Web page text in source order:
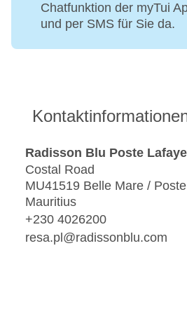
Chatfunktion der myTui
und per SMS für Sie da.
Radisson Blu Poste
Costal Road
MU41519 Belle Mare /
Mauritius
+230 4026200
resa.pl@radissonblu.com